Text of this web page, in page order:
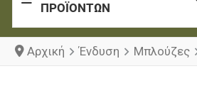
ΠΡΟΪΌΝΤΩΝ
Αρχική Ένδυση Μπλούζες